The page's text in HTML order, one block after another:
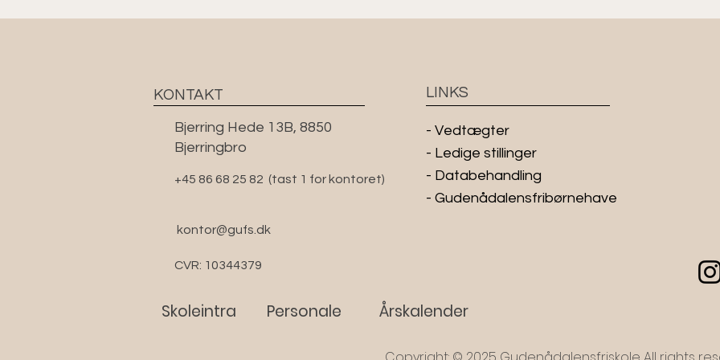
KONTAKT
Bjerring Hede 13B, 8850
Bjerringbro
+45 86 68 25 82 (tast 1 for kontoret)
kontor@gufs.dk
LINKS
- Vedtægter
- Ledige stillinger
- Databehandling
- Gudenådalensfribørnehave
CVR: 10344379
Skoleintra Personale Årskalender